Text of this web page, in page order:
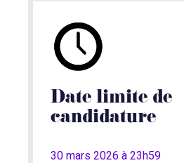
Date limite de
candidature
30 mars 2026 à 23h59